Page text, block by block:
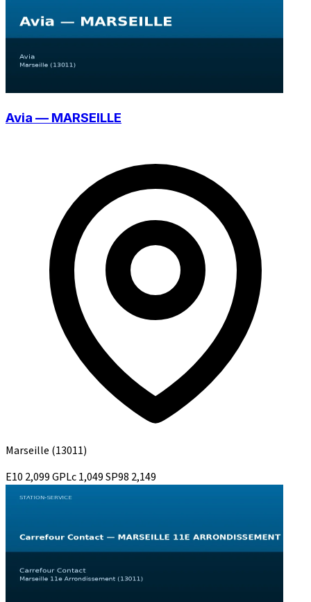
Avia — MARSEILLE
Marseille (13011)
E10 2,099GPLc1,049SP98 2,149